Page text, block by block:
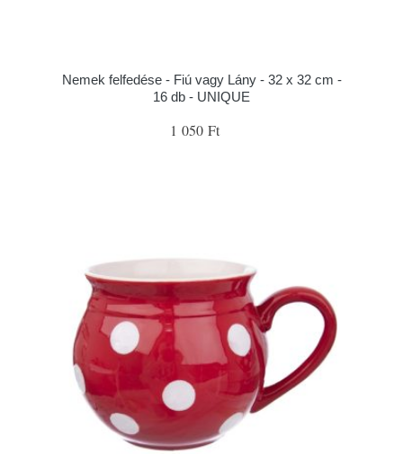
Nemek felfedése - Fiú vagy Lány - 32 x 32 cm -
16 db - UNIQUE
1 050 Ft